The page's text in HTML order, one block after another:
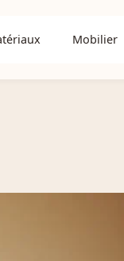
Mobilier